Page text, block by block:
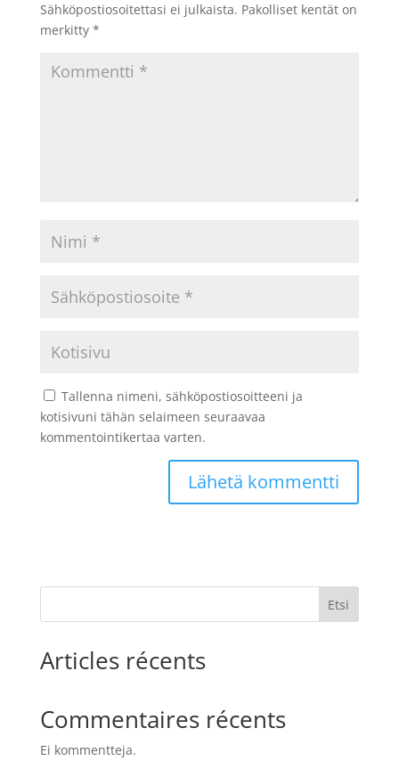
Sähköpostiosoitettasi ei julkaista. Pakolliset kentät on
merkitty *
Tallenna nimeni, sähköpostiosoitteeni ja
kotisivuni tähän selaimeen seuraavaa
kommentointikertaa varten.
Etsi
Articles récents
Commentaires récents
Ei kommentteja.